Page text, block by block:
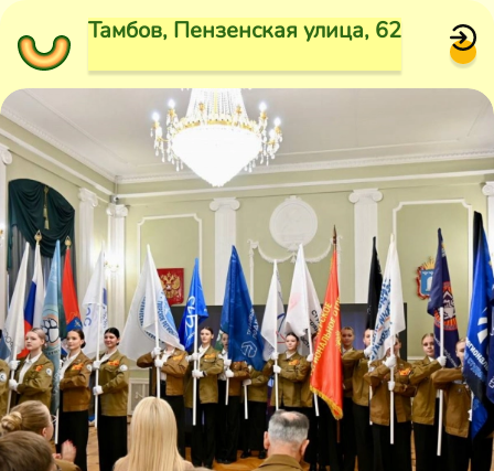
Тамбов, Пензенская улица, 62